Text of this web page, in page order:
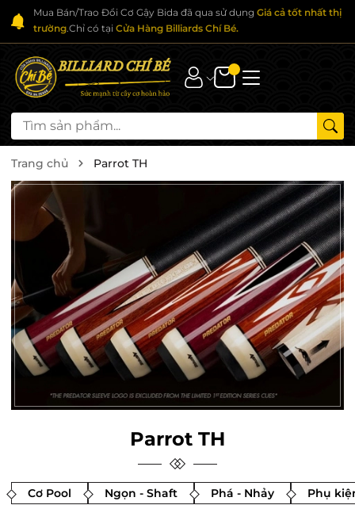
Mua Bán/Trao Đổi Cơ Gậy Bida đã qua sử dụng Giá cả tốt nhất thị
trường.Chỉ có tại Cửa Hàng Billiards Chí Bé.
Trang chủ Parrot TH
Parrot TH
Cơ Pool Ngọn - Shaft Phá - Nhảy Phụ